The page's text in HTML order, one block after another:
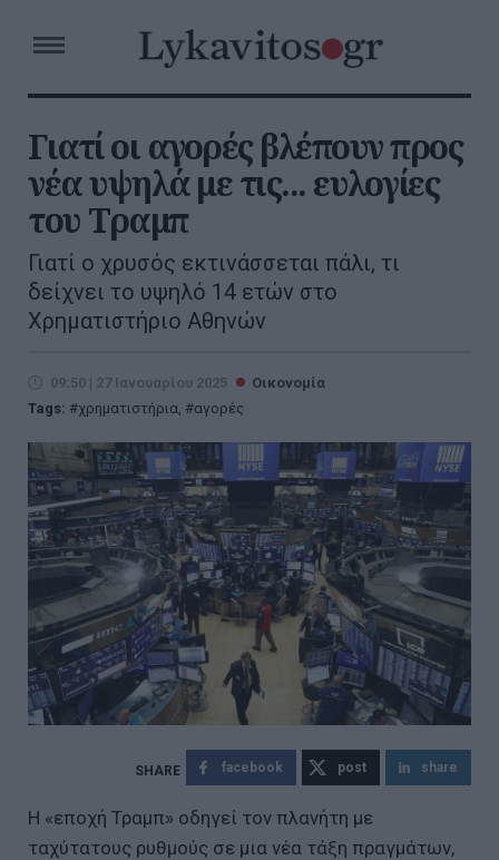
Γιατί οι αγορές βλέπουν προς
νέα υψηλά με τις... ευλογίες
του Τραμπ
Γιατί ο χρυσός εκτινάσσεται πάλι, τι
δείχνει το υψηλό 14 ετών στο
Χρηματιστήριο Αθηνών
09:50 | 27 Ιανουαρίου 2025
Οικονομία
Tags:
χρηματιστήρια, αγορές
facebook post share
Η «εποχή Τραμπ» οδηγεί τον πλανήτη με
ταχύτατους ρυθμούς σε μια νέα τάξη πραγμάτων,